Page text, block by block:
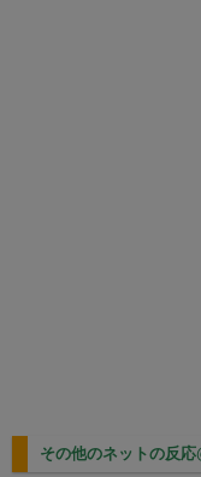
その他のネットの反